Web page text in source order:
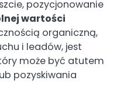
pozycjonowanie
wartości
organiczną,
i leadów, jest
może być atutem
pozyskiwania